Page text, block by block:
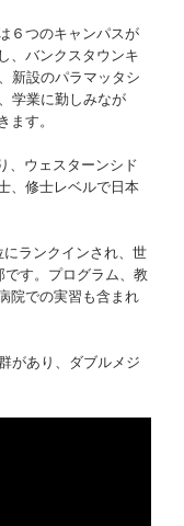
６つのキャンパスが
、バンクスタウンキ
新設のパラマッタシ
学業に勤しみなが
ます。
、ウェスターンシド
、修士レベルで日本
ランクインされ、世
す。プログラム、教
院での実習も含まれ
があり、ダブルメジ